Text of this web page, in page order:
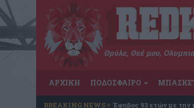
Θρύλε, Θεέ μου,
ΑΡΧΙΚΗ ΠΟΔΟΣΦΑΙΡΟ
BREAKING NEWS Έφηβος 93 ετών με την